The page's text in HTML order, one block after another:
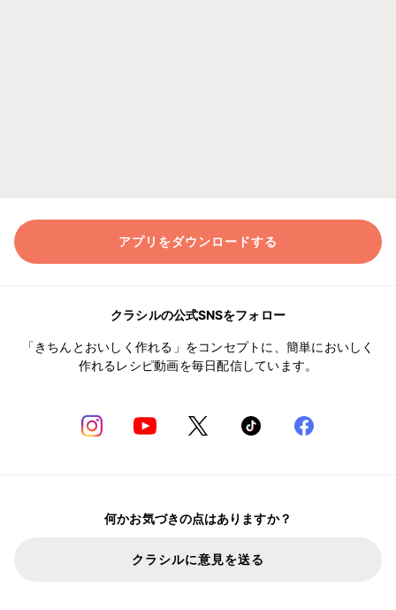
アプリをダウンロードする
クラシルの公式SNSをフォロー
「きちんとおいしく作れる」をコンセプトに、簡単においしく
作れるレシピ動画を毎日配信しています。
何かお気づきの点はありますか？
クラシルに意見を送る